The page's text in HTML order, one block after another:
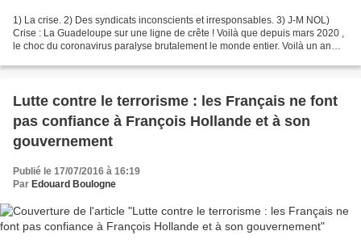
1) La crise. 2) Des syndicats inconscients et irresponsables. 3) J-M NOL)
Crise : La Guadeloupe sur une ligne de crête ! Voilà que depuis mars 2020 ,
le choc du coronavirus paralyse brutalement le monde entier. Voilà un an
Lutte contre le terrorisme : les Français ne font
pas confiance à François Hollande et à son
gouvernement
Publié le 17/07/2016 à 16:19
Par Edouard Boulogne